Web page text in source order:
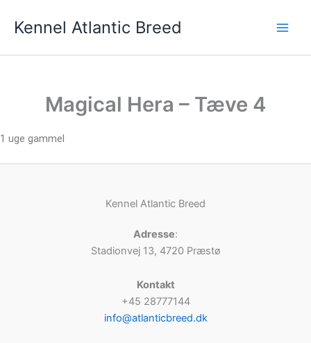
Kennel Atlantic Breed
Magical Hera – Tæve 4
1 uge gammel
Kennel Atlantic Breed
Adresse:
Stadionvej 13, 4720 Præstø
Kontakt
+45 28777144
info@atlanticbreed.dk